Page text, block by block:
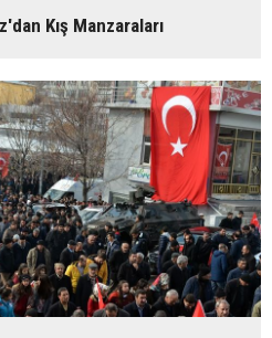
Kış Manzaraları